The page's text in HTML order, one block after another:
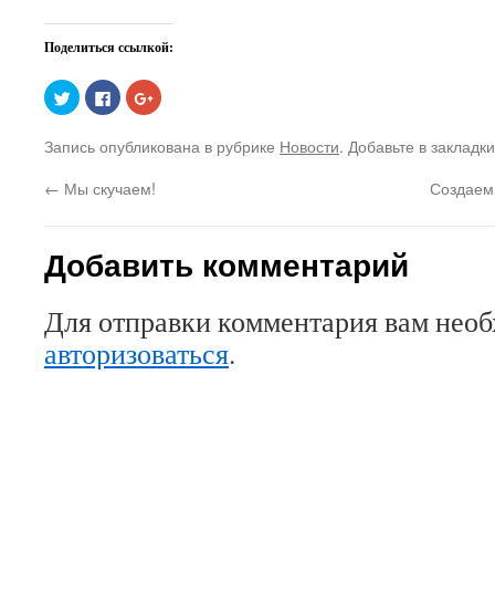
Поделиться ссылкой:
Нажмите,
чтобы
поделиться
Twitter
(Открывается
новом
окне)
Нажмите
здесь,
чтобы
контентом
на
(Открывается
окне)
Нажмите,
чтобы
Google+
(Открывается
новом
окне)
Запись опубликована в рубрике Новости. Добавьте в
← Мы скучаем!
Добавить комментарий
Для отправки комментария вам
авторизоваться.